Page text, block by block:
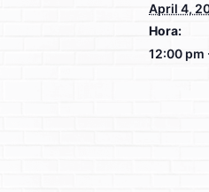
April 4,
Hora:
12:00 pm